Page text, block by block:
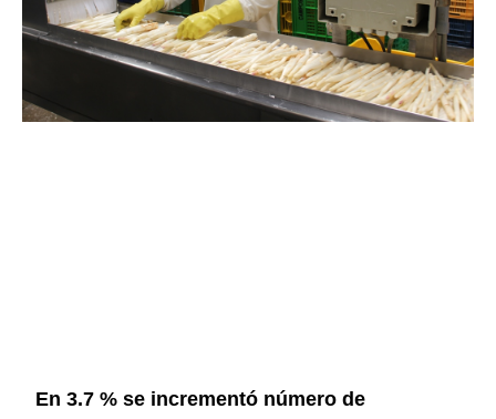
En 3.7 % se incrementó número de